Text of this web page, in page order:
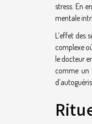
stress. En
mentale
L’effet des
complexe
le docteur
comme un